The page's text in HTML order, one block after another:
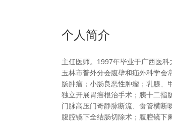
个人简介
主任医师。 1997年毕业于广西医科
玉林市普外分会腹壁和疝外科学会
肠肿瘤；小肠良恶性肿瘤；乳腺、
独立开展胃癌根治手术；胰十二指
门脉高压门奇静脉断流、食管横断
腹腔镜下全结肠切除术；腹腔镜下